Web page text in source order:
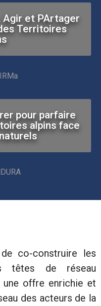
Agir et PArtager
Territoires
pour parfaire
alpins face
co-construire les
têtes de réseau
une offre enrichie et
des acteurs de la